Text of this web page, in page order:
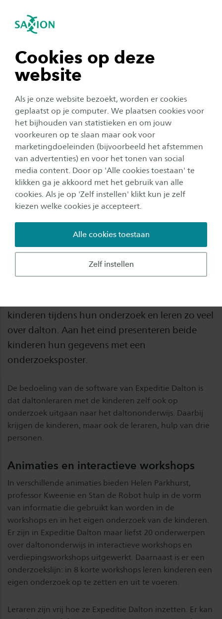
Cookies op deze
website
Als je onze website bezoekt, worden er cookies
geplaatst op je computer. We plaatsen cookies voor
het bijhouden van statistieken en om jouw
voorkeuren op te slaan maar ook voor
marketingdoeleinden (bijvoorbeeld het afstemmen
van advertenties) en voor het tonen van social
media content. Door op 'Alle cookies toestaan' te
klikken ga je akkoord met het gebruik van alle
cookies. Als je op 'Zelf instellen' klikt kun je zelf
kiezen welke cookies je accepteert.
Zelf instellen
Alle cookies toestaan
Navigatie openen
tonen
tonen
tonen
tonen
sluiten
Organisatie
Expeditie Dalton: een nieuwe
online leeromgeving
26 juni 2023 Leestijd: 2 Minuten
De online leeromgeving Expeditie Dalton is
ontwikkeld naar het gelijknamige kinderboek
Expeditie Dalton. In dat boek gaan twee
kinderen tijdens hun onderzoek en leren zo veel
over dalton. Aan het eind presenteren beide
kinderen hun gegevens met een
onderzoeksposter.
De bedoeling van de software van Expeditie Dalton is
dat daltonleraren met de kinderen zelf ook op
onderzoek uitgaan naar het daltononderwijs. Daarbij
krijgen de kinderen, maar ook de leraren, hulp van drie
personen.
Animaties en interactieve workshops
In verschillende animaties bieden Helen Parkhurst,
professor Kweenie en Stan de Robot hulp in de vorm
van informatie die gebruikt kan worden in de
workshops en in het eigen onderzoek van de kinderen.
Er zijn in Expeditie Dalton maar liefst 20 onderwerpen
over daltononderwijs in interactieve workshops en
verdiepingsworkshops uitgewerkt. Daarnaast is er een
onderzoekslijn: in 8 korte workshops leren kinderen een
eigen onderzoek op te zetten en uit te voeren.
Leraren zijn vrij hoe ze Expeditie Dalton inzetten. Er kan